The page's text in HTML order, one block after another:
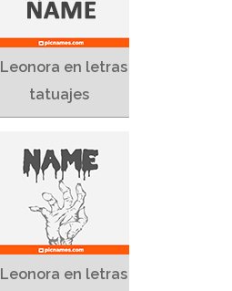
Leonora en letras
tatuajes
Leonora en letras